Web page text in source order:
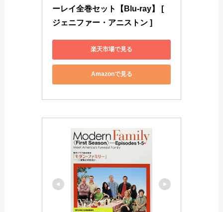
ーレイ全巻セット【Blu-ray】 [
ジェニファー・アニストン ]
楽天市場で見る
Amazonで見る